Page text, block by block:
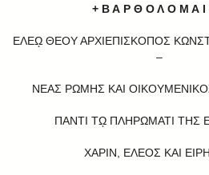
+ Β Α Ρ Θ Ο Λ Ο Μ Α Ι
ΕΛΕῼ ΘΕΟΥ ΑΡΧΙΕΠΙΣΚΟΠΟΣ
–
ΝΕΑΣ ΡΩΜΗΣ ΚΑΙ
ΠΑΝΤΙ Τῼ ΠΛΗΡΩΜΑΤΙ ΤΗΣ
ΧΑΡΙΝ, ΕΛΕΟΣ ΚΑΙ